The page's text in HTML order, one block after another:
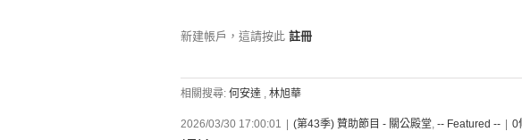
新建帳戶，這請按此 註冊
相關搜尋: 何安達 , 林旭華
2026/03/30 17:00:01 (第43季) 贊助節目 - 關公殿堂, -- Featured -- 0